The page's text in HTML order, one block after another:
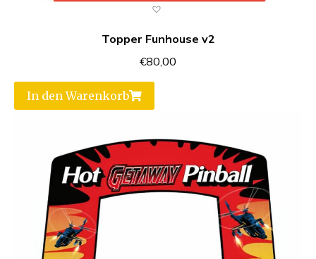
Topper Funhouse v2
€80,00
In den Warenkorb